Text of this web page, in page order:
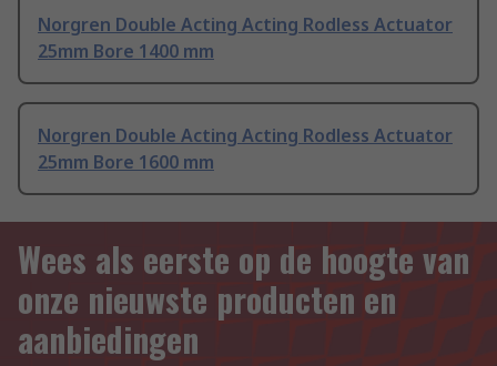
Norgren Double Acting Acting Rodless Actuator
25mm Bore 1400 mm
Norgren Double Acting Acting Rodless Actuator
25mm Bore 1600 mm
Wees als eerste op de hoogte van
onze nieuwste producten en
aanbiedingen